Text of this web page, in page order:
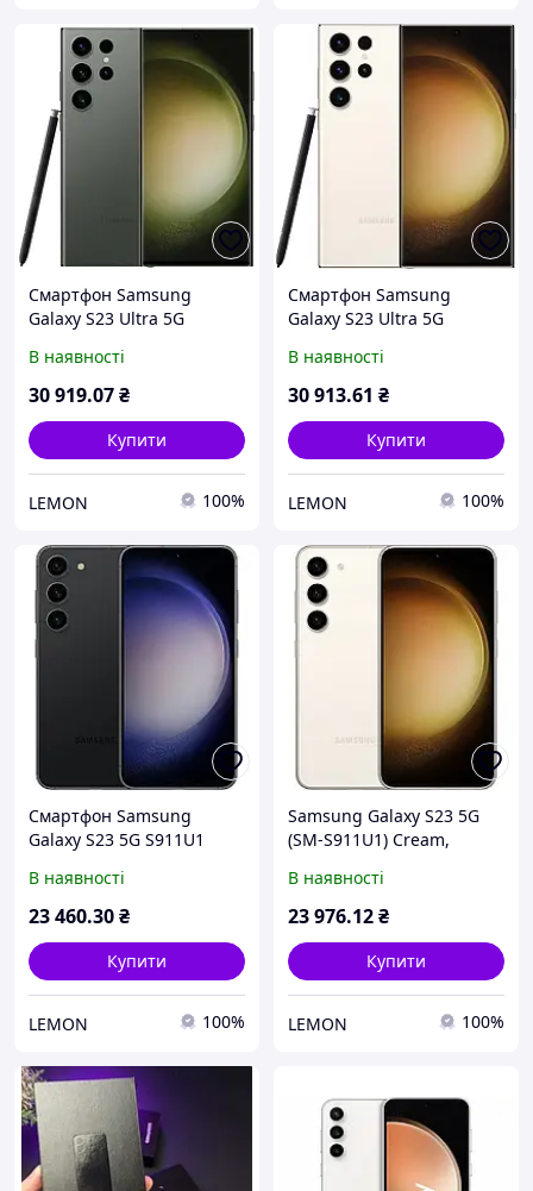
Смартфон Samsung
Galaxy S23 Ultra 5G
1sim+eSIM Snapdragon 8
Gen 2, AMOLED, 200MP
В наявності
30 919.07₴
Купити
LEMON 100%
Смартфон Samsung
Galaxy S23 Ultra 5G
1sim+eSIM Snapdragon 8
Gen 2, AMOLED, 200MP
В наявності
30 913.61 ₴
Купити
LEMON 100%
Смартфон Samsung
Galaxy S23 5G S911U1
(1sim+eSIM) Snapdragon 8
Gen 2, 3900 мАч
В наявності
23 460.30₴
Купити
LEMON 100%
Samsung Galaxy S23 5G
(SM-S911U1) Cream,
Snapdragon 8 Gen2,
1sim+eSim, NFC, 3900
В наявності
23 976.12₴
Купити
LEMON 100%